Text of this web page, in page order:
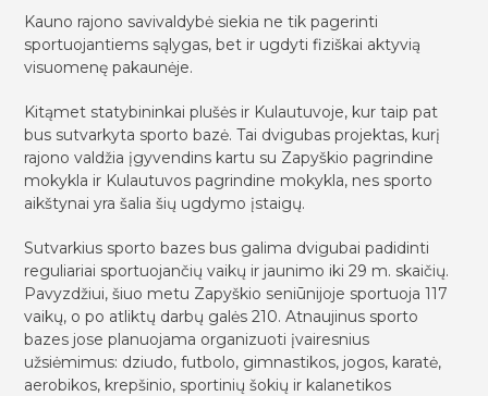
Kauno rajono savivaldybė siekia ne tik pagerinti
sportuojantiems sąlygas, bet ir ugdyti fiziškai aktyvią
visuomenę pakaunėje.
Kitąmet statybininkai plušės ir Kulautuvoje, kur taip pat
bus sutvarkyta sporto bazė. Tai dvigubas projektas, kurį
rajono valdžia įgyvendins kartu su Zapyškio pagrindine
mokykla ir Kulautuvos pagrindine mokykla, nes sporto
aikštynai yra šalia šių ugdymo įstaigų.
Sutvarkius sporto bazes bus galima dvigubai padidinti
reguliariai sportuojančių vaikų ir jaunimo iki 29 m. skaičių.
Pavyzdžiui, šiuo metu Zapyškio seniūnijoje sportuoja 117
vaikų, o po atliktų darbų galės 210. Atnaujinus sporto
bazes jose planuojama organizuoti įvairesnius
užsiėmimus: dziudo, futbolo, gimnastikos, jogos, karatė,
aerobikos, krepšinio, sportinių šokių ir kalanetikos